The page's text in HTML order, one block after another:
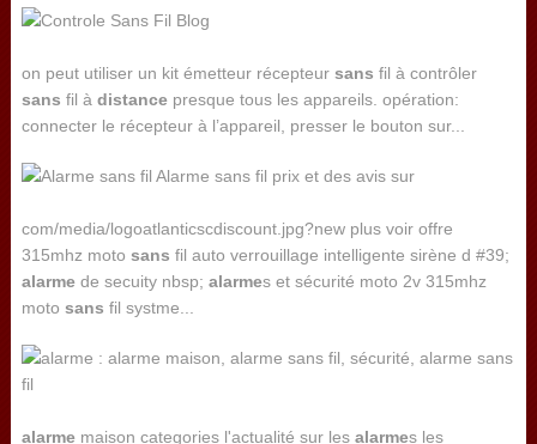
on peut utiliser un kit émetteur récepteur sans fil à contrôler
sans fil à distancepresque tous les appareils. opération:
connecter le récepteur à l’appareil, presser le bouton sur...
com/media/logoatlanticscdiscount.jpg?new plus voir offre
315mhz moto sans fil auto verrouillage intelligente sirène d #39;
alarmede secuity nbsp; alarmes et sécurité moto 2v 315mhz
moto sans fil systme...
alarmemaison categories l'actualité sur les alarmes les